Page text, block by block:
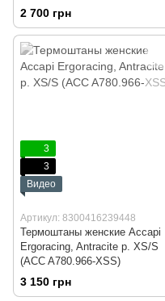
2 700 грн
3
3
Видео
Артикул: 8300416239448
Термоштаны женские Accapi
Ergoracing, Antracite р. XS/S
(ACC A780.966-XSS)
3 150 грн